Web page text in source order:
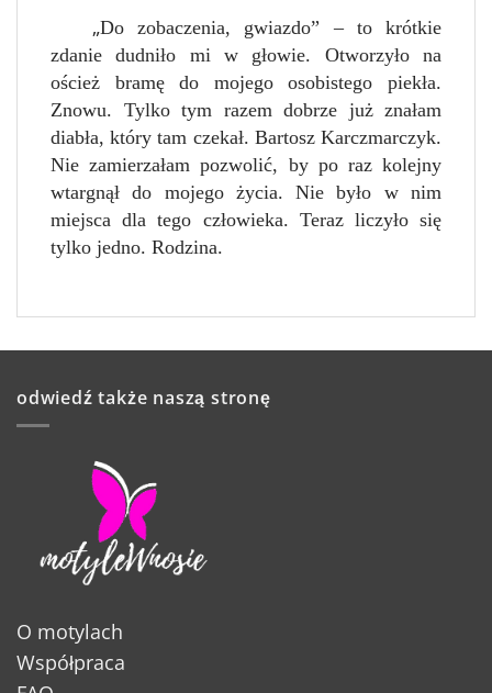
„Do zobaczenia, gwiazdo” – to krótkie
zdanie dudniło mi w głowie. Otworzyło na
oścież bramę do mojego osobistego piekła.
Znowu. Tylko tym razem dobrze już znałam
diabła, który tam czekał. Bartosz Karczmarczyk.
Nie zamierzałam pozwolić, by po raz kolejny
wtargnął do mojego życia. Nie było w nim
miejsca dla tego człowieka. Teraz liczyło się
tylko jedno. Rodzina.
odwiedź także naszą stronę
O motylach
Współpraca